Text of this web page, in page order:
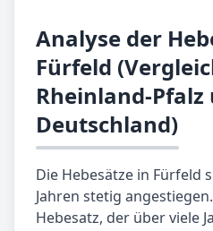
Analyse der
Fürfeld
Rheinland-Pfalz
Deutschland)
Die Hebesätze in Fürfeld
Jahren stetig
Hebesatz, der über viele